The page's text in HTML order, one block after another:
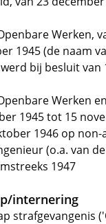
Werken,
1945 (de naam
bij besluit van
Werken
1945 tot 15
1946 op non-
(o.a. van
1947
internering
strafgevangenis